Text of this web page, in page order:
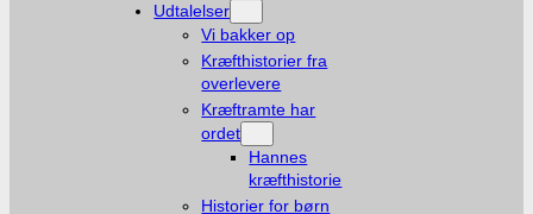
Udtalelser
Vi bakker op
Kræfthistorier fra
overlevere
Kræftramte har
ordet
Hannes
kræfthistorie
Historier for børn